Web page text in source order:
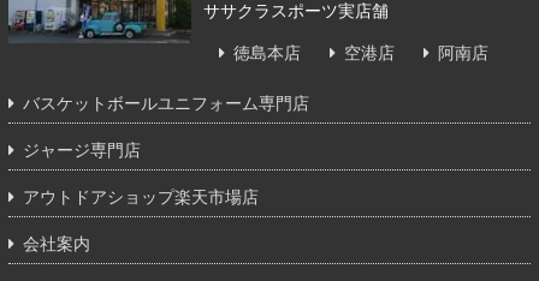
ササクラスポーツ実店舗
徳島本店 空港店 阿南店
バスケットボールユニフォーム専門店
ジャージ専門店
アウトドアショップ楽天市場店
会社案内